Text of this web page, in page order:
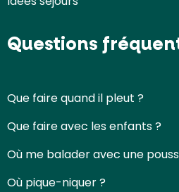
Questions
Que faire quand il pleut ?
Que faire avec les enfants ?
Où me balader avec une
Où pique-niquer ?